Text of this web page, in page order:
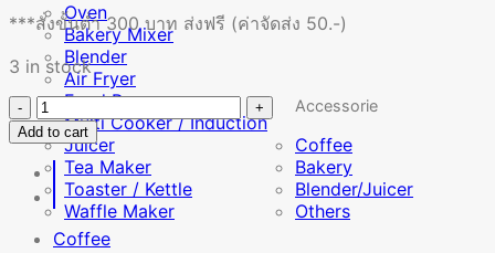
Oven
Bakery Mixer
Blender
Air Fryer
Food Processor
Multi Cooker / Induction
Juicer
Tea Maker
Toaster / Kettle
Waffle Maker
Accessorie
Coffee
Bakery
Blender/Juicer
Others
***สั่งขั้นต่ำ 300 บาท ส่งฟรี (ค่าจัดส่ง 50.-)
3 in stock
หัว
ผสม
เครื่อง
ดื่ม
สำหรับ
เครื่อง
Add to cart
Coffee